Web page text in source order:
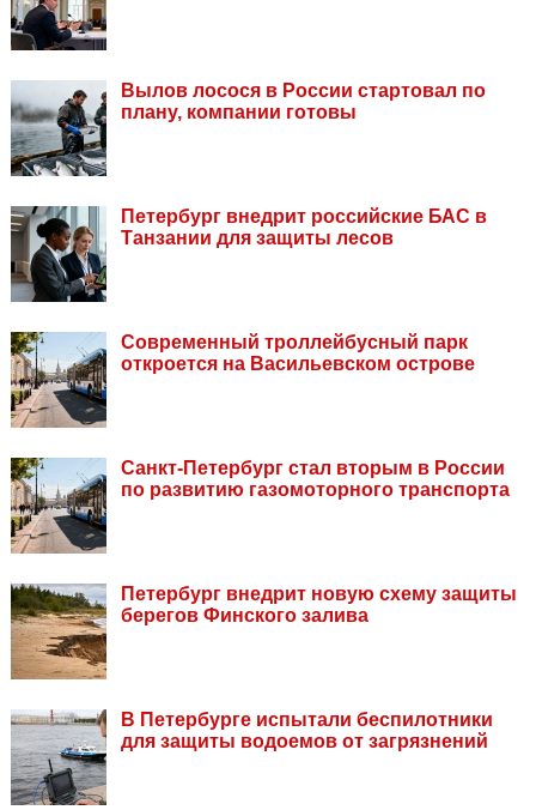
Вылов лосося в России стартовал по
плану, компании готовы
Петербург внедрит российские БАС в
Танзании для защиты лесов
Современный троллейбусный парк
откроется на Васильевском острове
Санкт-Петербург стал вторым в России
по развитию газомоторного транспорта
Петербург внедрит новую схему защиты
берегов Финского залива
В Петербурге испытали беспилотники
для защиты водоемов от загрязнений